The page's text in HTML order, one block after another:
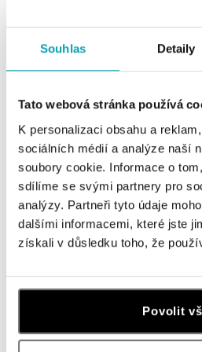
Souhlas Detaily
Tato webová stránka používá
K personalizaci obsahu a
sociálních médií a analýze naší
soubory cookie. Informace o
sdílíme se svými partnery pro
analýzy. Partneři tyto údaje
dalšími informacemi, které jste
získali v důsledku toho, že
Povolit
ALO diamonds Hilton,
Hlavná 123/1, 040 01 Košice
dnes otvorené od 10:00
ALOve OC Aupark,
Einsteinova 3541/18, 851 01
tel.: +421917090556
dnes otvorené do 21:00
ALOve OC Eurovea,
HALADA OC Avion,